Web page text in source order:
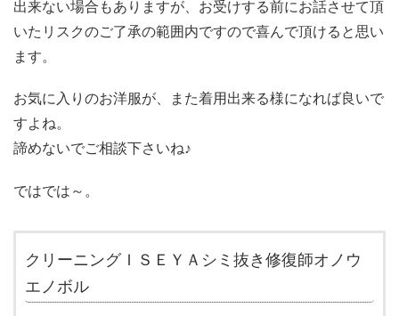
出来ない場合もありますが、お受けする前にお話させて頂
いたリスクのご了承の範囲内ですので喜んで頂けると思い
ます。
お気に入りのお洋服が、また着用出来る様になれば良いで
すよね。
諦めないでご相談下さいね♪
ではでは～。
クリーニングＩＳＥＹＡシミ抜き修復師オノウ
エノボル